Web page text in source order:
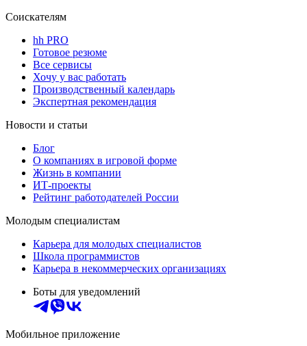
Соискателям
hh PRO
Готовое резюме
Все сервисы
Хочу у вас работать
Производственный календарь
Экспертная рекомендация
Новости и статьи
Блог
О компаниях в игровой форме
Жизнь в компании
ИТ-проекты
Рейтинг работодателей России
Молодым специалистам
Карьера для молодых специалистов
Школа программистов
Карьера в некоммерческих организациях
Боты для уведомлений
Мобильное приложение